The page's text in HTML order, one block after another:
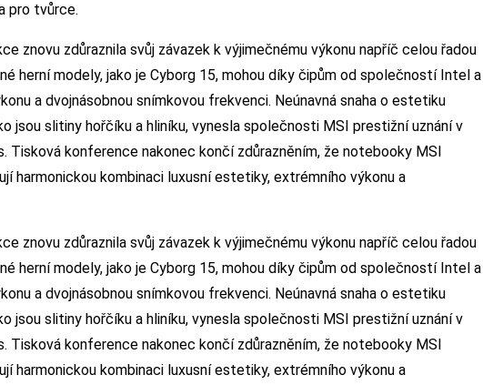
pro tvůrce.
znovu zdůraznila svůj závazek k výjimečnému výkonu napříč celou řadou
herní modely, jako je Cyborg 15, mohou díky čipům od společností Intel a
a dvojnásobnou snímkovou frekvenci. Neúnavná snaha o estetiku
jsou slitiny hořčíku a hliníku, vynesla společnosti MSI prestižní uznání v
Tisková konference nakonec končí zdůrazněním, že notebooky MSI
harmonickou kombinaci luxusní estetiky, extrémního výkonu a
znovu zdůraznila svůj závazek k výjimečnému výkonu napříč celou řadou
herní modely, jako je Cyborg 15, mohou díky čipům od společností Intel a
a dvojnásobnou snímkovou frekvenci. Neúnavná snaha o estetiku
jsou slitiny hořčíku a hliníku, vynesla společnosti MSI prestižní uznání v
Tisková konference nakonec končí zdůrazněním, že notebooky MSI
harmonickou kombinaci luxusní estetiky, extrémního výkonu a